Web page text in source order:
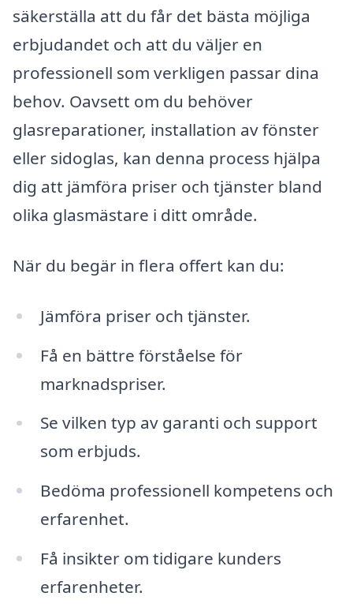
säkerställa att du får det bästa möjliga
erbjudandet och att du väljer en
professionell som verkligen passar dina
behov. Oavsett om du behöver
glasreparationer, installation av fönster
eller sidoglas, kan denna process hjälpa
dig att jämföra priser och tjänster bland
olika glasmästare i ditt område.
När du begär in flera offert kan du:
Jämföra priser och tjänster.
Få en bättre förståelse för
marknadspriser.
Se vilken typ av garanti och support
som erbjuds.
Bedöma professionell kompetens och
erfarenhet.
Få insikter om tidigare kunders
erfarenheter.